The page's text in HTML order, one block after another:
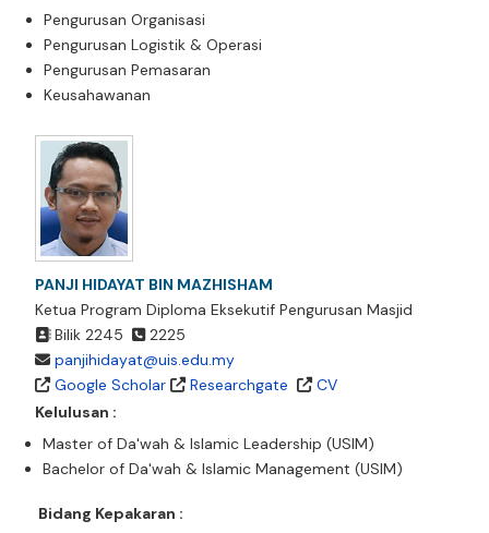
Pengurusan Organisasi
Pengurusan Logistik & Operasi
Pengurusan Pemasaran
Keusahawanan
PANJI HIDAYAT BIN MAZHISHAM
Ketua Program Diploma Eksekutif Pengurusan Masjid
Bilik 2245
2225
panjihidayat@uis.edu.my
Google Scholar
Researchgate
CV
Kelulusan :
Master of Da'wah & Islamic Leadership (USIM)
Bachelor of Da'wah & Islamic Management (USIM)
Bidang Kepakaran :